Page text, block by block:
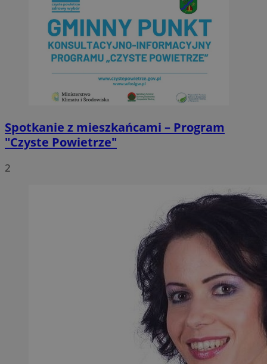
Spotkanie z mieszkańcami – Program
"Czyste Powietrze"
2